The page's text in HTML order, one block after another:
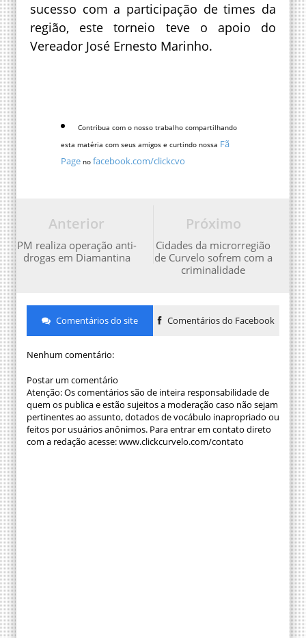
sucesso com a participação de times da
região, este torneio teve o apoio do
Vereador José Ernesto Marinho.
Contribua com o nosso trabalho compartilhando
esta matéria com seus amigos e curtindo nossa Fã
Page no facebook.com/clickcvo
Próximo
Cidades da microrregião
de Curvelo sofrem com a
criminalidade
Anterior
PM realiza operação anti-
drogas em Diamantina
Comentários do site Comentários do Facebook
Nenhum comentário:
Postar um comentário
Atenção: Os comentários são de inteira responsabilidade de
quem os publica e estão sujeitos a moderação caso não sejam
pertinentes ao assunto, dotados de vocábulo inapropriado ou
feitos por usuários anônimos. Para entrar em contato direto
com a redação acesse: www.clickcurvelo.com/contato